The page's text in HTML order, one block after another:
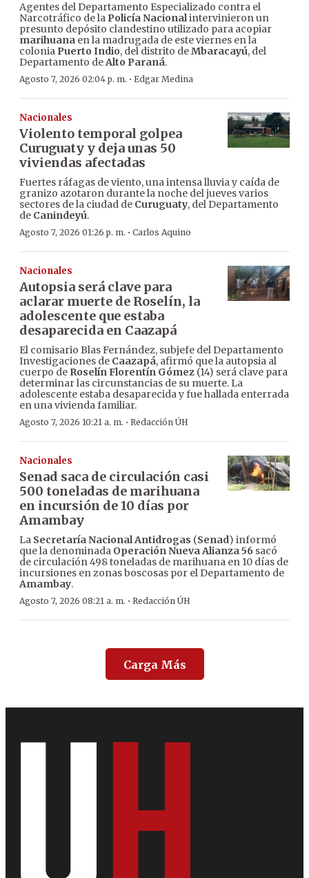
Agentes del Departamento Especializado contra el
Narcotráfico de la Policía Nacionalintervinieron un
presunto depósito clandestino utilizado para acopiar
marihuana en la madrugada de este viernes en la
colonia Puerto Indio, del distrito deMbaracayú, del
Departamento deAlto Paraná.
Agosto 7, 2026 02:04 p. m. · Edgar Medina
Nacionales
Violento temporal golpea
Curuguaty y deja unas 50
viviendas afectadas
Fuertes ráfagas de viento, una intensa lluvia y caída de
granizo azotaron durante la noche del jueves varios
sectores de la ciudad de Curuguaty, del Departamento
de Canindeyú.
Agosto 7, 2026 01:26 p. m. · Carlos Aquino
Nacionales
Autopsia será clave para
aclarar muerte de Roselín, la
adolescente que estaba
desaparecida en Caazapá
El comisario Blas Fernández, subjefe del Departamento
Investigaciones de Caazapá, afirmó que la autopsia al
cuerpo de Roselín Florentín Gómez (14) será clave para
determinar las circunstancias de su muerte. La
adolescente estaba desaparecida y fue hallada enterrada
en una vivienda familiar.
Agosto 7, 2026 10:21 a. m. · Redacción ÚH
Nacionales
Senad saca de circulación casi
500 toneladas de marihuana
en incursión de 10 días por
Amambay
La Secretaría Nacional Antidrogas (Senad) informó
que la denominada Operación Nueva Alianza 56 sacó
de circulación 498 toneladas de marihuana en 10 días de
incursiones en zonas boscosas por el Departamento de
Amambay.
Agosto 7, 2026 08:21 a. m. · Redacción ÚH
Carga Más